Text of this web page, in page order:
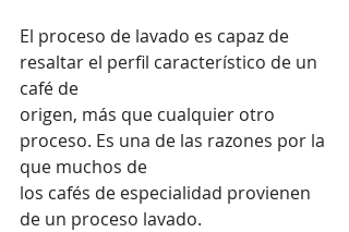
El proceso de lavado es capaz de
resaltar el perfil característico de un
café de
origen, más que cualquier otro
proceso. Es una de las razones por la
que muchos de
los cafés de especialidad provienen
de un proceso lavado.